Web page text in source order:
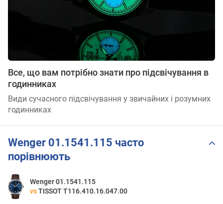
Все, що вам потрібно знати про підсвічування в
годинниках
Види сучасного підсвічування у звичайних і розумних
годинниках
Wenger 01.1541.115 часто
порівнюють
Wenger 01.1541.115
vs TISSOT T116.410.16.047.00